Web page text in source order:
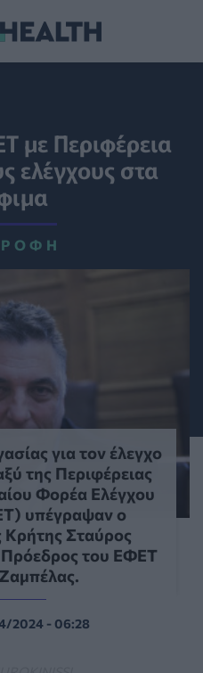
με Περιφέρεια
ελέγχους στα
για τον έλεγχο
της Περιφέρειας
Φορέα Ελέγχου
υπέγραψαν ο
Κρήτης Σταύρος
του ΕΦΕΤ
2024 - 06:28